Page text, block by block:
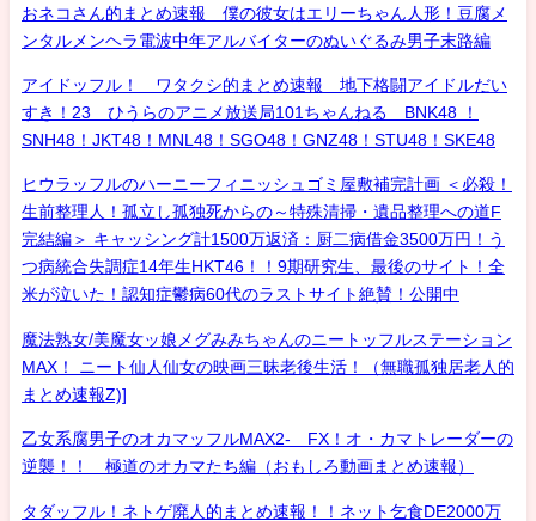
おネコさん的まとめ速報 僕の彼女はエリーちゃん人形！豆腐メ
ンタルメンヘラ電波中年アルバイターのぬいぐるみ男子末路編
アイドッフル！ ワタクシ的まとめ速報 地下格闘アイドルだい
すき！23 ひうらのアニメ放送局101ちゃんねる BNK48 ！
SNH48！JKT48！MNL48！SGO48！GNZ48！STU48！SKE48
ヒウラッフルのハーニーフィニッシュゴミ屋敷補完計画 ＜必殺！
生前整理人！孤立し孤独死からの～特殊清掃・遺品整理への道F
完結編＞ キャッシング計1500万返済：厨二病借金3500万円！う
つ病統合失調症14年生HKT46！！9期研究生、最後のサイト！全
米が泣いた！認知症鬱病60代のラストサイト絶賛！公開中
魔法熟女/美魔女ッ娘メグみみちゃんのニートッフルステーション
MAX！ ニート仙人仙女の映画三昧老後生活！（無職孤独居老人的
まとめ速報Z)]
乙女系腐男子のオカマッフルMAX2- FX！オ・カマトレーダーの
逆襲！！ 極道のオカマたち編（おもしろ動画まとめ速報）
タダッフル！ネトゲ廃人的まとめ速報！！ネット乞食DE2000万